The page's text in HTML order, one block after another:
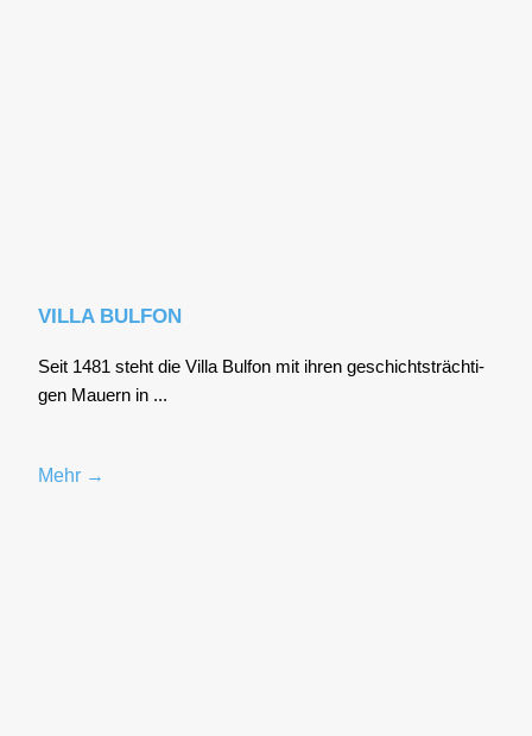
VILLA BULFON
Seit 1481 steht die Vil­la Bul­fon mit ihren geschichts­träch­ti­
gen Mau­ern in ...
Mehr →